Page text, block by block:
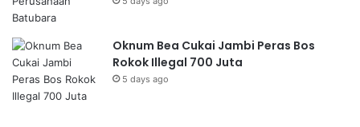
Oknum Bea Cukai Jambi Peras Bos
Rokok Illegal 700 Juta
5 days ago